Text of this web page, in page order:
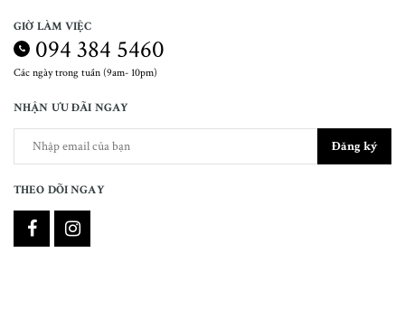
GIỜ LÀM VIỆC
094 384 5460
Các ngày trong tuần (9am- 10pm)
NHẬN ƯU ĐÃI NGAY
Đăng ký
THEO DÕI NGAY